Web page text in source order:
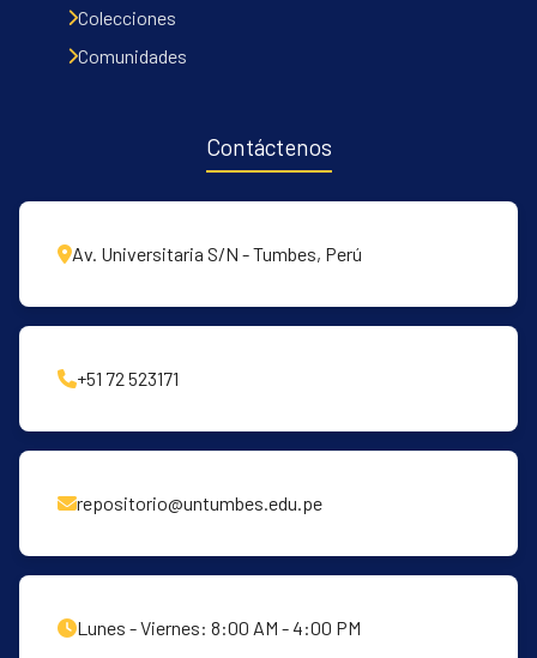
Colecciones
Comunidades
Contáctenos
Av. Universitaria S/N - Tumbes, Perú
+51 72 523171
repositorio@untumbes.edu.pe
Lunes - Viernes: 8:00 AM - 4:00 PM